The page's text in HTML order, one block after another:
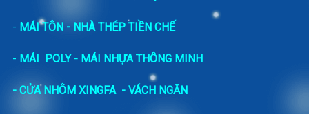
- MÁI TÔN - NHÀ THÉP TIỀN CHẾ
- MÁI POLY - MÁI NHỰA THÔNG MINH
- CỬA NHÔM XINGFA - VÁCH NGĂN